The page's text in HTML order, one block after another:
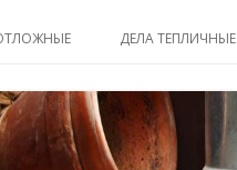
ДЕЛА ТЕПЛИЧНЫЕ